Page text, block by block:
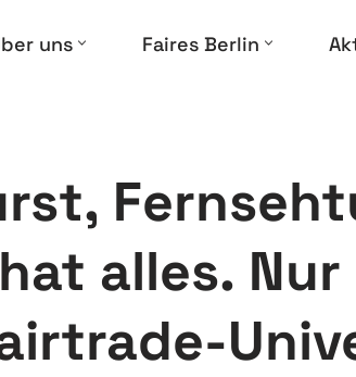
uns Faires Berlin
alles.